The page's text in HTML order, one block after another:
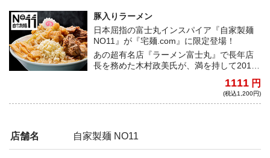
豚入りラーメン
日本屈指の富士丸インスパイア『自家製麺
NO11』が『宅麺.com』に限定登場！
あの超有名店『ラーメン富士丸』で長年店
長を務めた木村政美氏が、満を持して2019
NO11』。開店前から大注目で、常に行列の
絶えない超人気店だ。豚の旨味がガンガン
グ。クタクタになるまで茹でた野菜と極旨
の味付脂、トレードマークのナルトをトッ
ピングすれば、あのNO11が自宅で味わえ
1111 円
(税込1,200円)
店舗名 自家製麺 NO11